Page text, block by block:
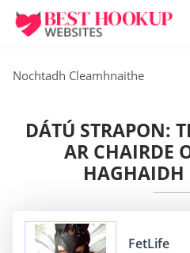
Nochtadh Cleamhnaithe
DÁTÚ STRAPON:
AR CHAIRDE
HAGHAIDH
FetLife